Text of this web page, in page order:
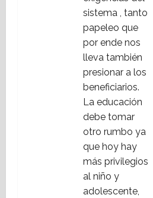
sistema , tanto
papeleo que
por ende nos
lleva también
presionar a los
beneficiarios.
La educación
debe tomar
otro rumbo ya
que hoy hay
más privilegios
al niño y
adolescente,